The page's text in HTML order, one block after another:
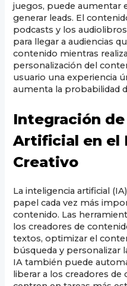
juegos, puede aumentar
generar leads. El
podcasts y los
para llegar a audiencias
contenido mientras
personalización del
usuario una experiencia
aumenta la probabilidad
Integración
Artificial en el
Creativo
La inteligencia artificial
papel cada vez más
contenido. Las
los creadores de
textos, optimizar el
búsqueda y personalizar
IA también puede
liberar a los creadores